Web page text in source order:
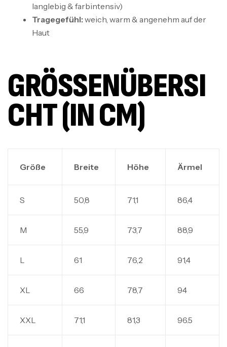
langlebig & farbintensiv)
Tragegefühl: weich, warm & angenehm auf der
Haut
GRÖSSENÜBERSIC
HT (IN CM)
Größe Breite Höhe Ärmel
S 50,8 71,1 86,4
M 55,9 73,7 88,9
L 61 76,2 91,4
XL 66 78,7 94
XXL 71,1 81,3 96.5